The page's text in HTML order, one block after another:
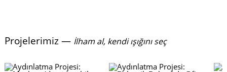
Projelerimiz — İlham al, kendi ışığını seç